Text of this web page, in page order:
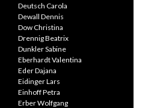
Deutsch Carola
Dewall Dennis
Dow Christina
Drennig Beatrix
Dunkler Sabine
Eberhardt Valentina
Eder Dajana
Eidinger Lars
Einhoff Petra
Erber Wolfgang